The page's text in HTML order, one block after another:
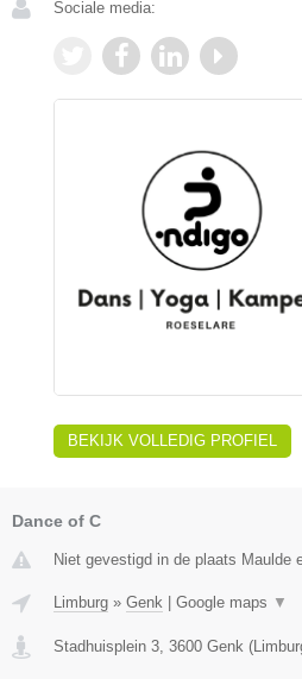
Sociale media:
BEKIJK VOLLEDIG PROFIEL
Dance of C
Niet gevestigd in de plaats Maulde
Limburg » Genk | Google maps ▼
Stadhuisplein 3 3600 Genk (